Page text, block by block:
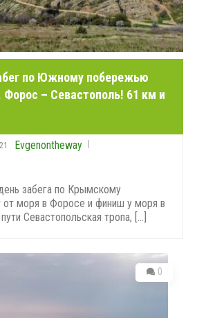
по Южному побережью
– Севастополь! 61 км и
Evgenontheway
забега по Крымскому
моря в Форосе и финиш у моря в
Севастопольская тропа, [...]
0